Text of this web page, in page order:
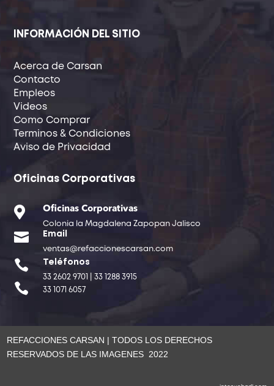
INFORMACIÓN DEL SITIO
Acerca de Carsan
Contacto
Empleos
Videos
Como Comprar
Terminos & Condiciones
Aviso de Privacidad
Oficinas Corporativas
 Oficinas Corporativas
Colonia la Magdalena Zapopan Jalisco
 Email
ventas@refaccionescarsan.com
 Teléfonos
33 2602 9701 | 33 1288 3915
 33 1071 6057
REFACCIONES CARSAN | TODOS LOS DERECHOS
RESERVADOS DE LAS IMAGENES 2022